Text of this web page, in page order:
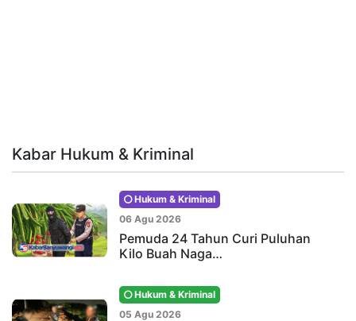
Kabar Hukum & Kriminal
Hukum & Kriminal
06 Agu 2026
Pemuda 24 Tahun Curi Puluhan
Kilo Buah Naga…
Hukum & Kriminal
05 Agu 2026